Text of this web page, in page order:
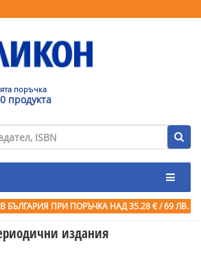
поръчка
0 продукта
БЪЛГАРИЯ ПРИ ПОРЪЧКА НАД 35.28 € / 69 ЛВ.
издания